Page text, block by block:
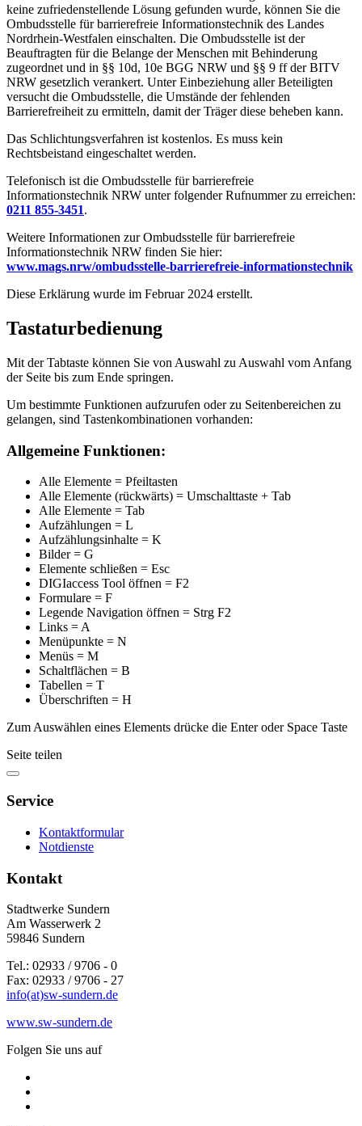
keine zufriedenstellende Lösung gefunden wurde, können Sie die
Ombudsstelle für barrierefreie Informationstechnik des Landes
Nordrhein-Westfalen einschalten. Die Ombudsstelle ist der
Beauftragten für die Belange der Menschen mit Behinderung
zugeordnet und in §§ 10d, 10e BGG NRW und §§ 9 ff der BITV
NRW gesetzlich verankert. Unter Einbeziehung aller Beteiligten
versucht die Ombudsstelle, die Umstände der fehlenden
Barrierefreiheit zu ermitteln, damit der Träger diese beheben kann.
Das Schlichtungsverfahren ist kostenlos. Es muss kein
Rechtsbeistand eingeschaltet werden.
Telefonisch ist die Ombudsstelle für barrierefreie
Informationstechnik NRW unter folgender Rufnummer zu erreichen:
0211 855-3451.
Weitere Informationen zur Ombudsstelle für barrierefreie
Informationstechnik NRW finden Sie hier:
www.mags.nrw/ombudsstelle-barrierefreie-informationstechnik
Diese Erklärung wurde im Februar 2024 erstellt.
Tastaturbedienung
Mit der Tabtaste können Sie von Auswahl zu Auswahl vom Anfang
der Seite bis zum Ende springen.
Um bestimmte Funktionen aufzurufen oder zu Seitenbereichen zu
gelangen, sind Tastenkombinationen vorhanden:
Allgemeine Funktionen:
Alle Elemente = Pfeiltasten
Alle Elemente (rückwärts) = Umschalttaste + Tab
Alle Elemente = Tab
Aufzählungen = L
Aufzählungsinhalte = K
Bilder = G
Elemente schließen = Esc
DIGIaccess Tool öffnen = F2
Formulare = F
Legende Navigation öffnen = Strg F2
Links = A
Menüpunkte = N
Menüs = M
Schaltflächen = B
Tabellen = T
Überschriften = H
Zum Auswählen eines Elements drücke die Enter oder Space Taste
Seite teilen
Service
Kontaktformular
Notdienste
Kontakt
Stadtwerke Sundern
Am Wasserwerk 2
59846 Sundern
Tel.: 02933 / 9706 - 0
Fax: 02933 / 9706 - 27
info(at)sw-sundern.de
www.sw-sundern.de
Folgen Sie uns auf